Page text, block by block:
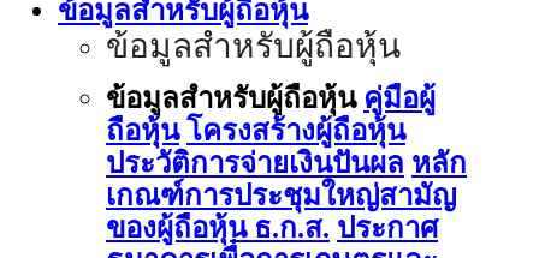
ข้อมูลสำหรับผู้ถือหุ้น
ข้อมูลสำหรับผู้ถือหุ้น
ข้อมูลสำหรับผู้ถือหุ้น คู่มือผู้
ถือหุ้น โครงสร้างผู้ถือหุ้น
ประวัติการจ่ายเงินปันผล หลัก
เกณฑ์การประชุมใหญ่สามัญ
ของผู้ถือหุ้น ธ.ก.ส. ประกาศ